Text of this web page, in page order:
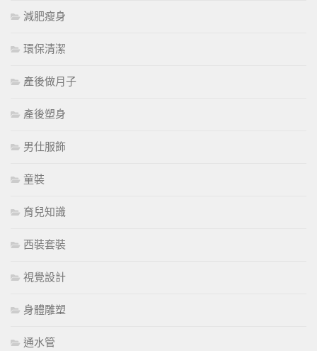
減肥瘦身
環保清潔
產後做月子
產後塑身
男仕服飾
童裝
育兒知識
西裝套裝
視覺設計
身體雕塑
通水管